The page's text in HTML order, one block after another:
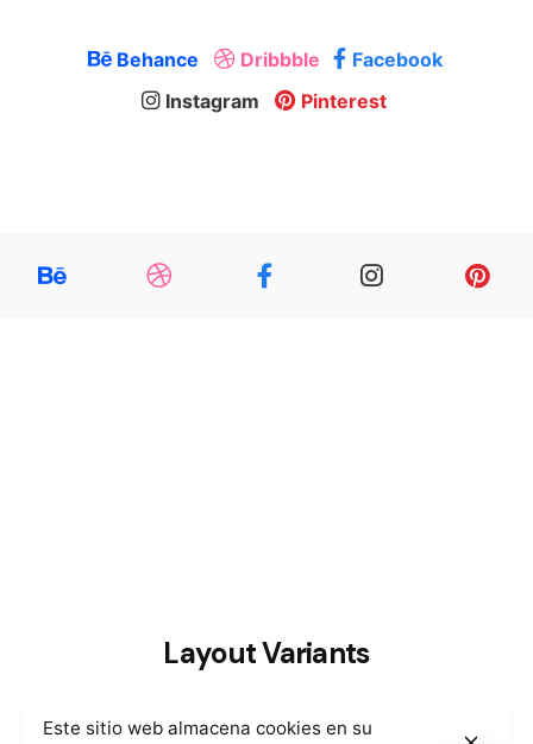
Behance Dribbble
Facebook
Instagram
Pinterest
Layout Variants
Este sitio web almacena cookies en su